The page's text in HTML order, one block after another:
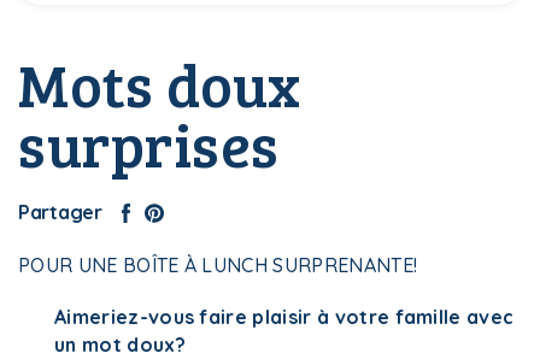
Mots doux
surprises
Partager
POUR UNE BOÎTE À LUNCH SURPRENANTE!
Aimeriez-vous faire plaisir à votre famille avec
un mot doux?